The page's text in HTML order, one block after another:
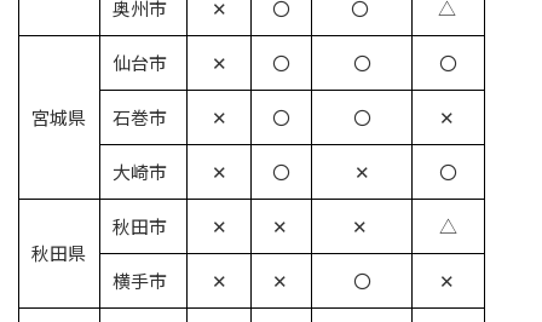
奥州市 ✕ 〇 〇 △
宮城県
仙台市 ✕ 〇 〇 〇
石巻市 ✕ 〇 〇 ✕
大崎市 ✕ 〇 ✕ 〇
秋田県
秋田市 ✕ ✕ ✕ △
横手市 ✕ ✕ 〇 ✕